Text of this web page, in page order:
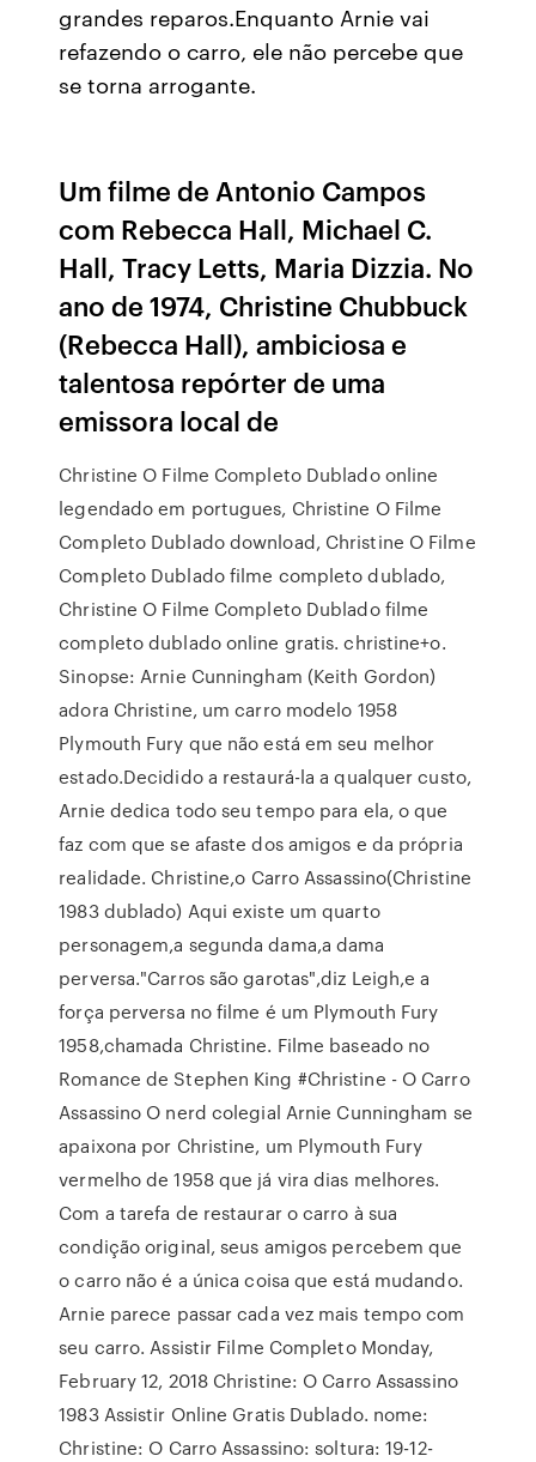
grandes reparos.Enquanto Arnie vai
refazendo o carro, ele não percebe que
se torna arrogante.
Um filme de Antonio Campos
com Rebecca Hall, Michael C.
Hall, Tracy Letts, Maria Dizzia. No
ano de 1974, Christine Chubbuck
(Rebecca Hall), ambiciosa e
talentosa repórter de uma
emissora local de
Christine O Filme Completo Dublado online
legendado em portugues, Christine O Filme
Completo Dublado download, Christine O Filme
Completo Dublado filme completo dublado,
Christine O Filme Completo Dublado filme
completo dublado online gratis. christine+o.
Sinopse: Arnie Cunningham (Keith Gordon)
adora Christine, um carro modelo 1958
Plymouth Fury que não está em seu melhor
estado.Decidido a restaurá-la a qualquer custo,
Arnie dedica todo seu tempo para ela, o que
faz com que se afaste dos amigos e da própria
realidade. Christine,o Carro Assassino(Christine
1983 dublado) Aqui existe um quarto
personagem,a segunda dama,a dama
perversa."Carros são garotas",diz Leigh,e a
força perversa no filme é um Plymouth Fury
1958,chamada Christine. Filme baseado no
Romance de Stephen King #Christine - O Carro
Assassino O nerd colegial Arnie Cunningham se
apaixona por Christine, um Plymouth Fury
vermelho de 1958 que já vira dias melhores.
Com a tarefa de restaurar o carro à sua
condição original, seus amigos percebem que
o carro não é a única coisa que está mudando.
Arnie parece passar cada vez mais tempo com
seu carro. Assistir Filme Completo Monday,
February 12, 2018 Christine: O Carro Assassino
1983 Assistir Online Gratis Dublado. nome:
Christine: O Carro Assassino: soltura: 19-12-